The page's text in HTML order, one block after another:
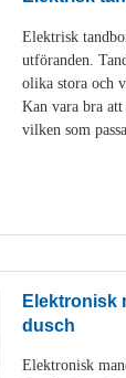
Elektrisk
utföranden.
olika stora och
Kan vara bra
vilken som
Elektronisk
dusch
Elektronisk